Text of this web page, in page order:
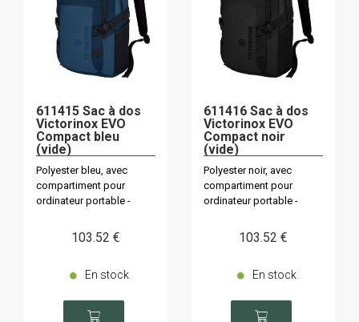
611415 Sac à dos
Victorinox EVO
Compact bleu
(vide)
Polyester bleu, avec
compartiment pour
ordinateur portable -
103.52 €
En stock
611416 Sac à dos
Victorinox EVO
Compact noir
(vide)
Polyester noir, avec
compartiment pour
ordinateur portable -
103.52 €
En stock